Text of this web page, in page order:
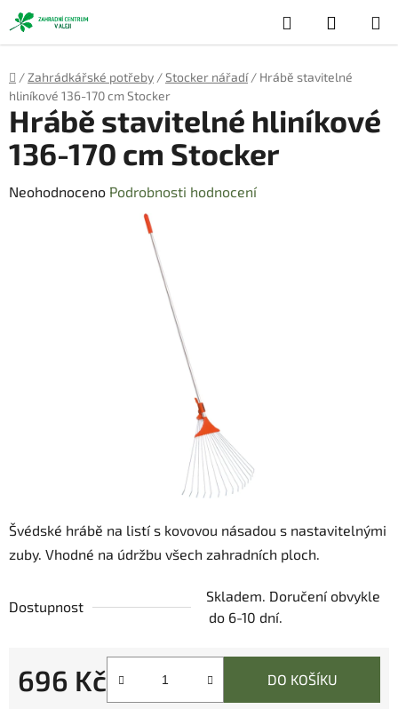
Přejít
na
obsah
Hledat
KOŠÍK
Domů
/ Zahrádkářské potřeby /Stocker nářadí / Hrábě stavitelné
hliníkové 136-170 cm Stocker
Švédské hrábě na listí s kovovou násadou s nastavitelnými
zuby. Vhodné na údržbu všech zahradních ploch.
Dostupnost
Skladem. Doručení obvykle
do 6-10 dní.
696 Kč DO KOŠÍKU
Hrábě stavitelné hliníkové
136-170 cm Stocker
Průměrné
Neohodnoceno Podrobnosti hodnocení